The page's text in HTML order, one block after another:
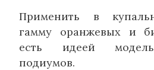
Применить в
гамму оранжевых и
есть идеей
подиумов.